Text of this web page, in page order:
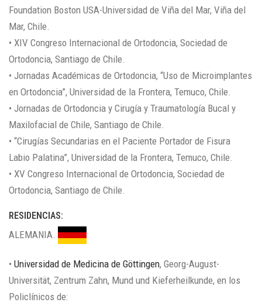
Foundation Boston USA-Universidad de Viña del Mar, Viña del
Mar, Chile.
• XIV Congreso Internacional de Ortodoncia, Sociedad de
Ortodoncia, Santiago de Chile.
• Jornadas Académicas de Ortodoncia, “Uso de Microimplantes
en Ortodoncia”, Universidad de la Frontera, Temuco, Chile.
• Jornadas de Ortodoncia y Cirugía y Traumatología Bucal y
Maxilofacial de Chile, Santiago de Chile.
• “Cirugías Secundarias en el Paciente Portador de Fisura
Labio Palatina”, Universidad de la Frontera, Temuco, Chile.
• XV Congreso Internacional de Ortodoncia, Sociedad de
Ortodoncia, Santiago de Chile.
RESIDENCIAS:
ALEMANIA.
• Universidad de Medicina de Göttingen, Georg-August-
Universität, Zentrum Zahn, Mund und Kieferheilkunde, en los
Policlínicos de: